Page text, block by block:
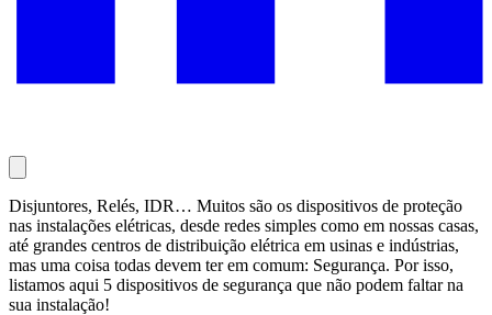
Disjuntores, Relés, IDR… Muitos são os dispositivos de proteção
nas instalações elétricas, desde redes simples como em nossas casas,
até grandes centros de distribuição elétrica em usinas e indústrias,
mas uma coisa todas devem ter em comum: Segurança. Por isso,
listamos aqui 5 dispositivos de segurança que não podem faltar na
sua instalação!